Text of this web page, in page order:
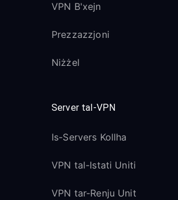
VPN B'xejn
Prezzazzjoni
Niżżel
Server tal-VPN
Is-Servers Kollha
VPN tal-Istati Uniti
VPN tar-Renju Unit